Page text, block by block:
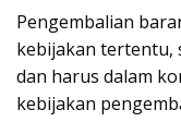
Pengembalian
kebijakan tertentu,
dan harus dalam
kebijakan